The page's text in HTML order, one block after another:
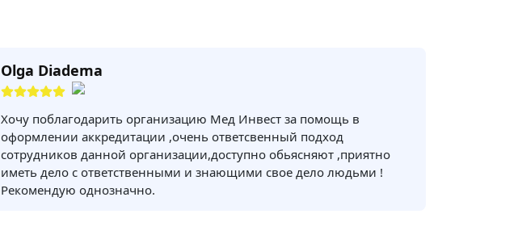
Olga Diadema
Хочу поблагодарить организацию Мед Инвест за помощь в
оформлении аккредитации ,очень ответсвенный подход
сотрудников данной организации,доступно обьясняют ,приятно
иметь дело с ответственными и знающими свое дело людьми !
Рекомендую однозначно.